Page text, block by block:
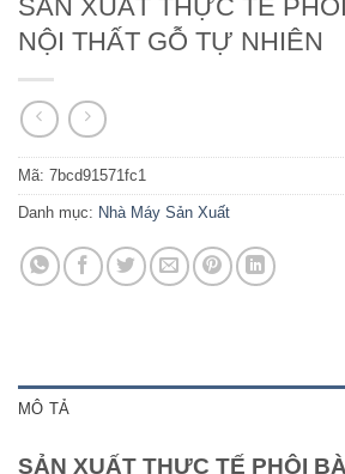
SẢN XUẤT THỰC TẾ
NỘI THẤT GỖ TỰ NHIÊN
Mã: 7bcd91571fc1
Danh mục: Nhà Máy Sản Xuất
MÔ TẢ
SẢN XUẤT THỰC TẾ PHÔI